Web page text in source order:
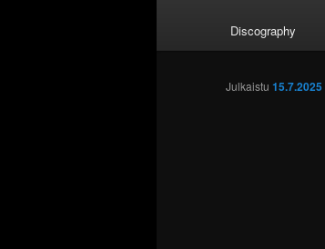
Discography
Julkaistu 15.7.2025